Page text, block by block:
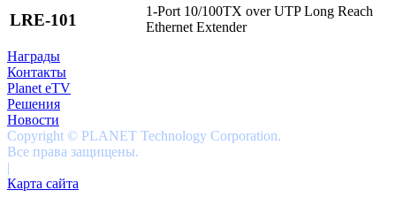
LRE-101
1-Port 10/100TX over UTP Long Reach
Ethernet Extender
Награды
Контакты
Planet eTV
Решения
Новости
Copyright © PLANET Technology Corporation.
Все права защищены.
|
Карта сайта